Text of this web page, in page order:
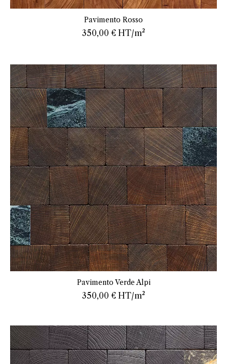
En savoir plus
Pavimento Rosso
350,00 € HT/m²
En savoir plus
Pavimento Verde Alpi
350,00 € HT/m²